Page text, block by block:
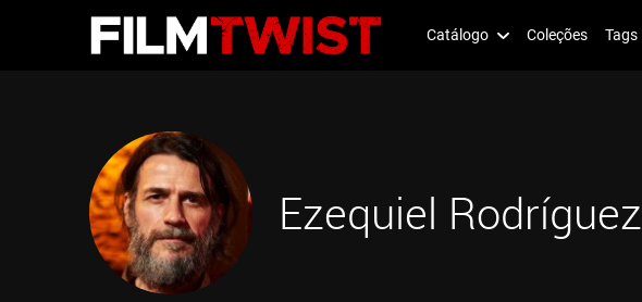
Catálogo Coleções Tags
Ezequiel Rodríguez